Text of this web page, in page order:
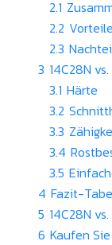
2.1
2.2 Vorteile
2.3
3 14C28N
3.1 Härte
3.2
3.3
3.4
3.5
4 Fazit-
5 14C28N
6 Kaufen